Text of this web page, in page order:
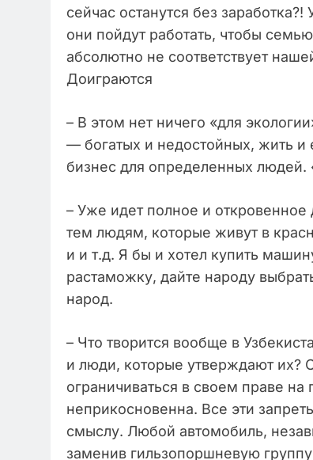
сейчас останутся без
они пойдут работать, чтобы
абсолютно не соответствует
Доиграются
– В этом нет ничего «для
— богатых и недостойных, жить и
бизнес для определенных
– Уже идет полное и откровенное
тем людям, которые живут в
и и т.д. Я бы и хотел купить
растаможку, дайте народу
народ.
– Что творится вообще в
и люди, которые утверждают их?
ограничиваться в своем праве
неприкосновенна. Все эти
смыслу. Любой автомобиль,
заменив гильзопоршневую